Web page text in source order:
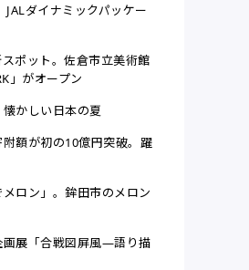
ダイナミックパッケー
ポット。佐倉市立美術館
」がオープン
かしい日本の夏
額が初の10億円突破。躍
ロン」。鉾田市のメロン
展「合戦図屏風—語り描